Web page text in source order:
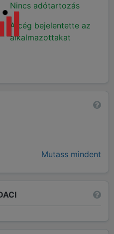
Nincs adótartozás
A cég bejelentette az
alkalmazottakat
Mutass mindent